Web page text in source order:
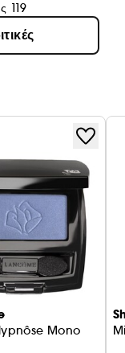
το προϊόν,
119
Mono